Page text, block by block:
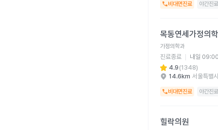
비대면진료 야간진료
목동연세가정의
가정의학과
진료종료
내일
4.9 (1348)
14.6km 서울특별
비대면진료 야간진료
힐락의원